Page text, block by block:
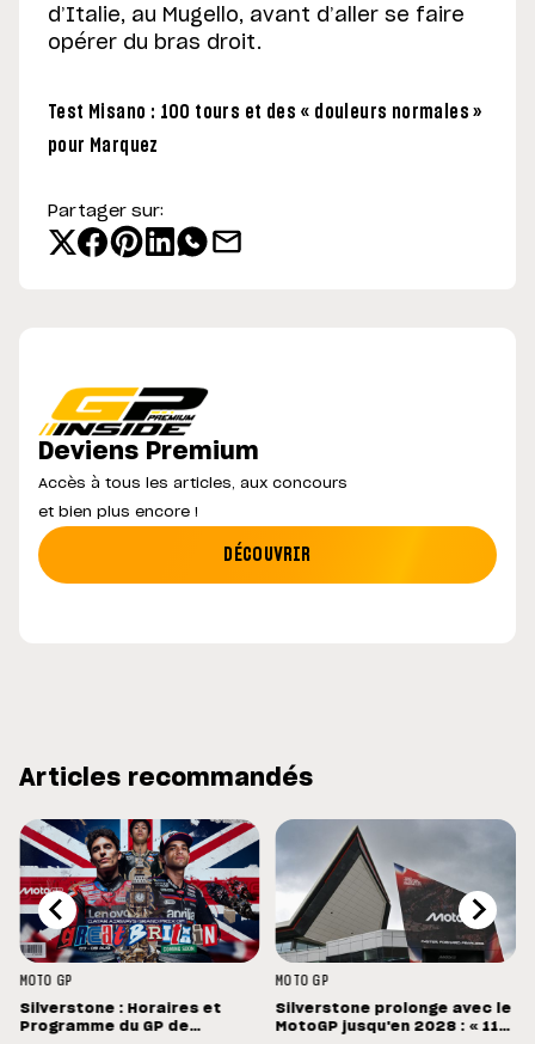
d’Italie, au Mugello, avant d’aller se faire
opérer du bras droit.
Test Misano : 100 tours et des « douleurs normales »
pour Marquez
Partager sur:
Deviens Premium
Accès à tous les articles, aux concours
et bien plus encore !
DÉCOUVRIR
Articles recommandés
MOTO GP
Silverstone : Horaires et
Programme du GP de
MOTO GP
Silverstone prolonge avec le
MotoGP jusqu'en 2028 : « 11